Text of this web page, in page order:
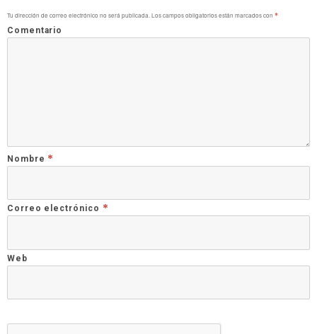
Tu dirección de correo electrónico no será publicada. Los campos obligatorios están marcados con *
Comentario
Nombre *
Correo electrónico *
Web